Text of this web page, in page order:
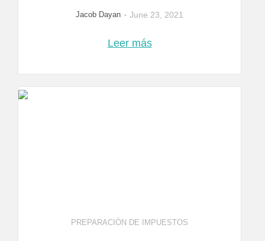
Jacob Dayan - June 23, 2021
Leer más
PREPARACIÓN DE IMPUESTOS